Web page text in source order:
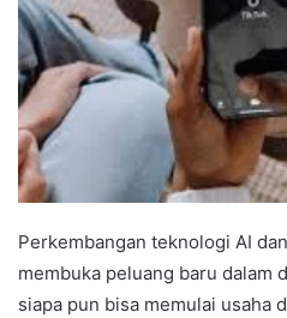
Perkembangan teknologi AI
membuka peluang baru dalam
siapa pun bisa memulai usaha